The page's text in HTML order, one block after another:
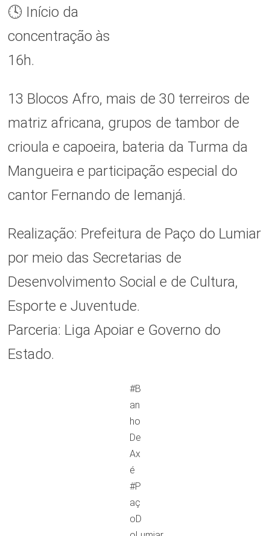
🕓 Início da
concentração às
16h.
13 Blocos Afro, mais de 30 terreiros de
matriz africana, grupos de tambor de
crioula e capoeira, bateria da Turma da
Mangueira e participação especial do
cantor Fernando de Iemanjá.
Realização: Prefeitura de Paço do Lumiar
por meio das Secretarias de
Desenvolvimento Social e de Cultura,
Esporte e Juventude.
Parceria: Liga Apoiar e Governo do
Estado.
#B
an
ho
De
Ax
é
#P
aç
oD